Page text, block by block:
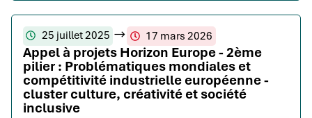
25 juillet 2025 17 mars 2026
Appel à projets Horizon Europe - 2ème
pilier : Problématiques mondiales et
compétitivité industrielle européenne -
cluster culture, créativité et société
inclusive